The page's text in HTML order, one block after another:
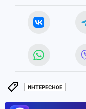
ИНТЕРЕСНОЕ